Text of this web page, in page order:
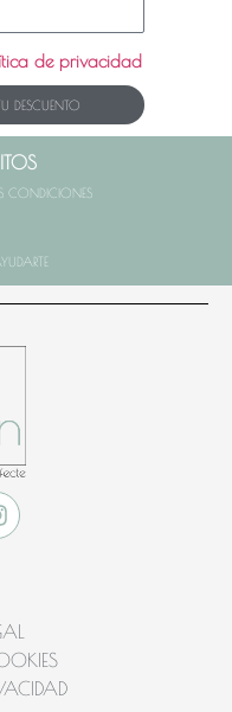
de privacidad
DESCUENTO
CONDICIONES